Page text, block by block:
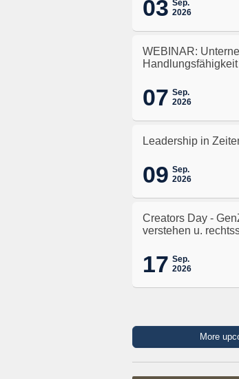
03 Sep.
2026
WEBINAR:
07 Sep.
2026
Leadership in
09 Sep.
2026
Creators Day -
verstehen u.
17 Sep.
2026
More